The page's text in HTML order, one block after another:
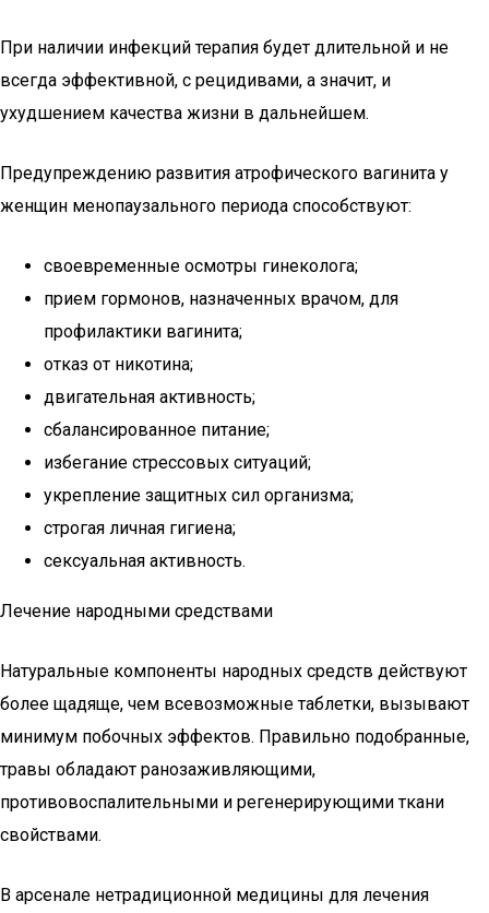
При наличии инфекций терапия будет длительной и не
всегда эффективной, с рецидивами, а значит, и
ухудшением качества жизни в дальнейшем.
Предупреждению развития атрофического вагинита у
женщин менопаузального периода способствуют:
своевременные осмотры гинеколога;
прием гормонов, назначенных врачом, для
профилактики вагинита;
отказ от никотина;
двигательная активность;
сбалансированное питание;
избегание стрессовых ситуаций;
укрепление защитных сил организма;
строгая личная гигиена;
сексуальная активность.
Лечение народными средствами
Натуральные компоненты народных средств действуют
более щадяще, чем всевозможные таблетки, вызывают
минимум побочных эффектов. Правильно подобранные,
травы обладают ранозаживляющими,
противовоспалительными и регенерирующими ткани
свойствами.
В арсенале нетрадиционной медицины для лечения